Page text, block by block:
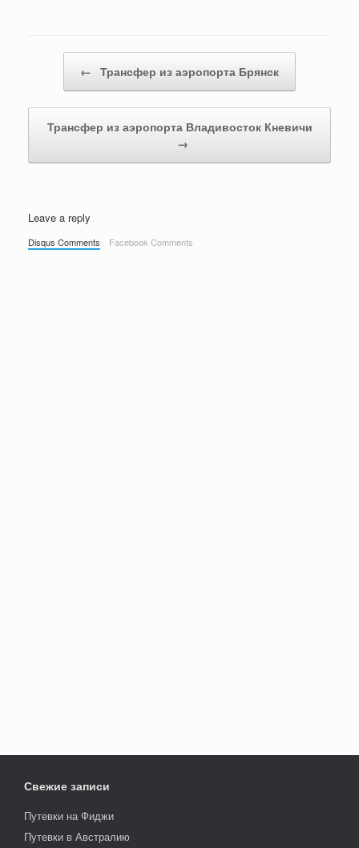
Post navigation
← Трансфер из аэропорта Брянск
Трансфер из аэропорта Владивосток Кневичи
→
Leave a reply
Disqus Comments Facebook Comments
Свежие записи
Путевки на Фиджи
Путевки в Австралию